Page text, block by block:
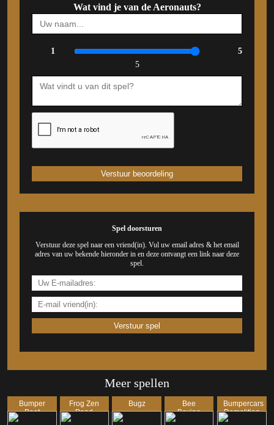
Wat vind je van de Aeronauts?
1
5
5
Spel doorsturen
Verstuur deze spel naar een vriend(in). Vul uw email adres & het email
adres van uw bekende hieronder in en deze ontvangt een link naar deze
spel.
Meer spellen
Bumper
Boat
Bonanza!
Frog Zen
Pond
Bugz
Bee
Boxing
Bumpercars
Demolition